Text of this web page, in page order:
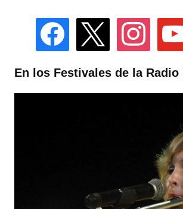
facebook instagram
En los Festivales de la Radio